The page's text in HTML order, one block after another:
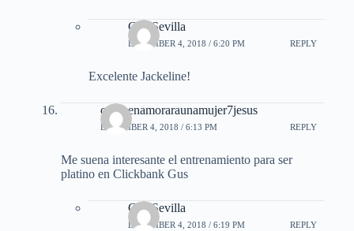
Gus Sevilla
DECEMBER 4, 2018 / 6:20 PM REPLY
Excelente Jackeline!
comoenamoraraunamujer7jesus
DECEMBER 4, 2018 / 6:13 PM REPLY
Me suena interesante el entrenamiento para ser
platino en Clickbank Gus
Gus Sevilla
DECEMBER 4, 2018 / 6:19 PM REPLY